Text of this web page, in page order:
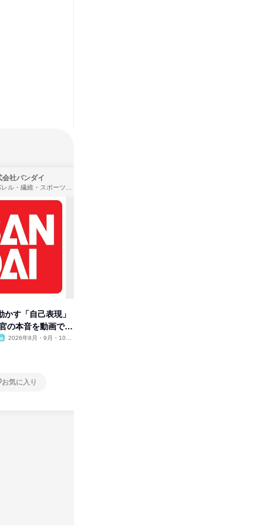
会社バンダイ
かす「自己表現」
の本音を動画で公
2026年8月・9月・10
お気に入り